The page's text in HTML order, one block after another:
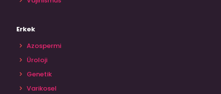
Erkek
Azospermi
Üroloji
Genetik
Varikosel